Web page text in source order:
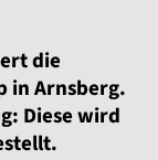
die
in Arnsberg.
Diese wird